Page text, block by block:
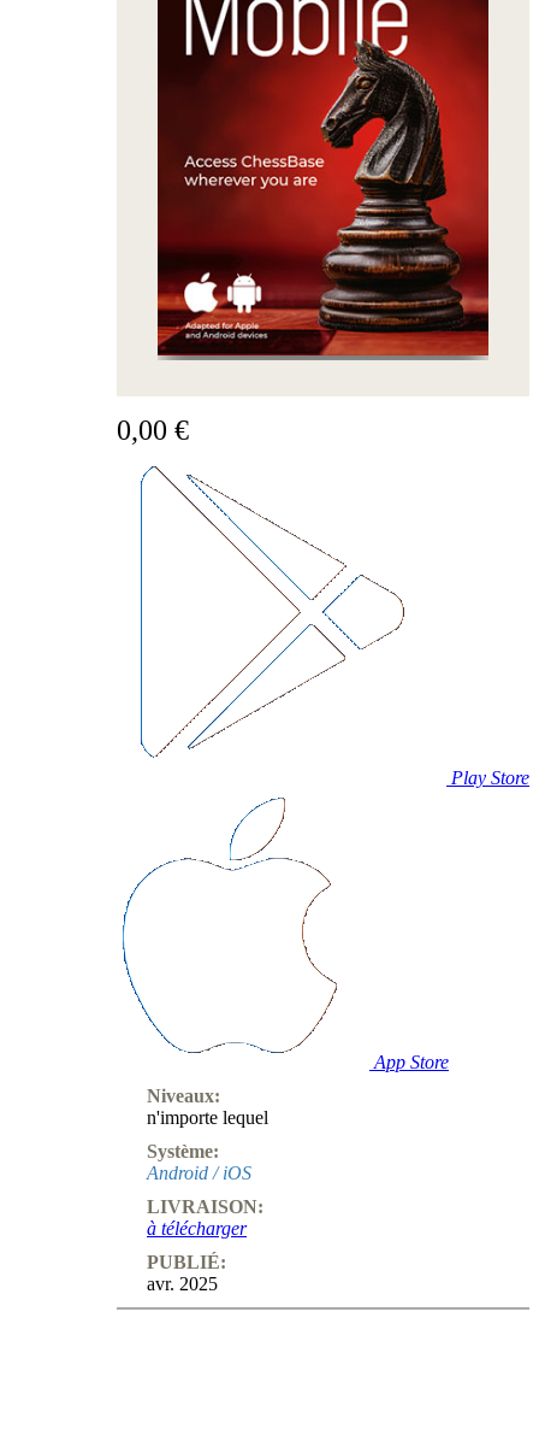
0,00 €
Play Store
App Store
Niveaux:
n'importe lequel
Système:
Android / iOS
LIVRAISON:
à télécharger
PUBLIÉ:
avr. 2025